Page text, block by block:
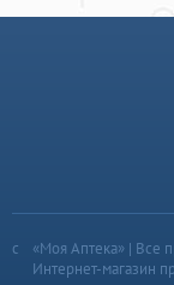
«Моя Аптека» | Все
Интернет-магазин